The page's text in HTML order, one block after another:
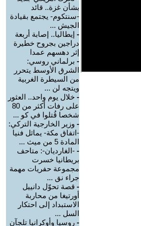
بشأن غزة.. قائد
-سنتكوم- يجتمع بقيادة
الجيش ...
- إيطاليا.. إصابة أربعة
دراجين بجروح خطيرة
إثر دهسهم عمدا
- برلماني روسي:
الشرق الأوسط يتحرر
من السيطرة الغربية
ويتجه لن ...
- خلال يوم واحد.. العثور
على رفات أكثر من 80
شخصا قُتلوا في كو ...
- وزير الخارجية التركي:
-اتفاق مكة- يماثل فنيا
المادة 5 من ميث ...
- -الغارديان-: متاحف
بريطانيا خسرت
مجموعة حفريات مهمة
جراء نق ...
- قصة تحوّل دانييل
أورتيغا من محاربة
الاستبداد إلى احتكار
السل ...
- روسيا وأوكرانيا تلجآن